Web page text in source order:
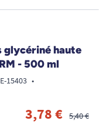
glycériné haute
- 500 ml
15403 •
3,78 €
5,40 €